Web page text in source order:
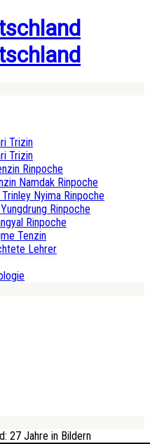
Trizin
Trizin
Rinpoche
Namdak Rinpoche
Nyima Rinpoche
Rinpoche
Rinpoche
Tenzin
Lehrer
27 Jahre in Bildern